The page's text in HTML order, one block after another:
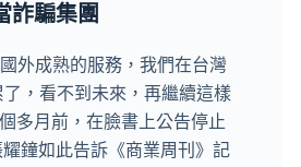
詐騙集團
外成熟的服務，我們在台灣
，看不到未來，再繼續這樣
月前，在臉書上公告停止
鐘如此告訴《商業周刊》記